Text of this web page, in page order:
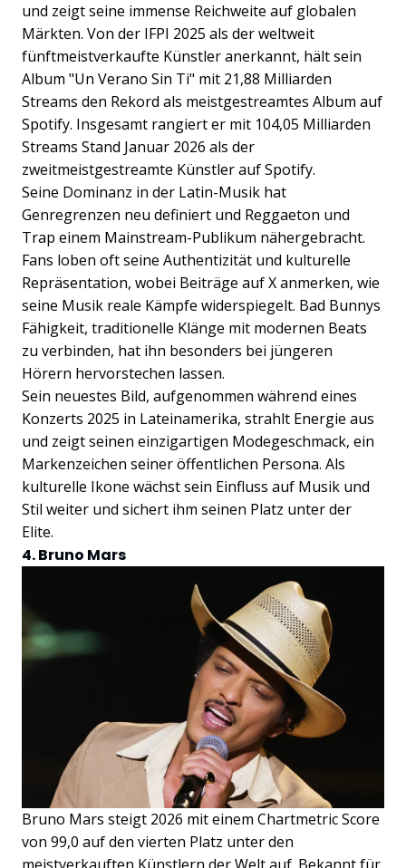
und zeigt seine immense Reichweite auf globalen
Märkten. Von der IFPI 2025 als der weltweit
fünftmeistverkaufte Künstler anerkannt, hält sein
Album "Un Verano Sin Ti" mit 21,88 Milliarden
Streams den Rekord als meistgestreamtes Album auf
Spotify. Insgesamt rangiert er mit 104,05 Milliarden
Streams Stand Januar 2026 als der
zweitmeistgestreamte Künstler auf Spotify.
Seine Dominanz in der Latin-Musik hat
Genregrenzen neu definiert und Reggaeton und
Trap einem Mainstream-Publikum nähergebracht.
Fans loben oft seine Authentizität und kulturelle
Repräsentation, wobei Beiträge auf X anmerken, wie
seine Musik reale Kämpfe widerspiegelt. Bad Bunnys
Fähigkeit, traditionelle Klänge mit modernen Beats
zu verbinden, hat ihn besonders bei jüngeren
Hörern hervorstechen lassen.
Sein neuestes Bild, aufgenommen während eines
Konzerts 2025 in Lateinamerika, strahlt Energie aus
und zeigt seinen einzigartigen Modegeschmack, ein
Markenzeichen seiner öffentlichen Persona. Als
kulturelle Ikone wächst sein Einfluss auf Musik und
Stil weiter und sichert ihm seinen Platz unter der
Elite.
4. Bruno Mars
Bruno Mars steigt 2026 mit einem Chartmetric Score
von 99,0 auf den vierten Platz unter den